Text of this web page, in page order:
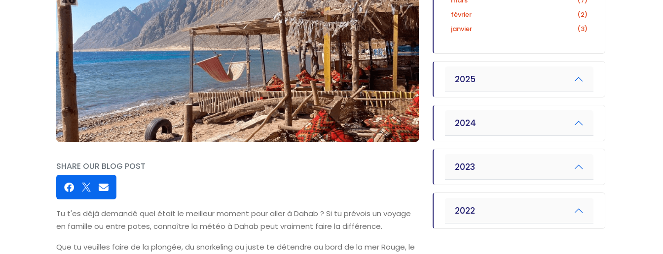
SHARE OUR BLOG POST
Tu t'es déjà demandé quel était le meilleur moment pour aller à Dahab ? Si tu prévois un voyage
en famille ou entre potes, connaître la météo à Dahab peut vraiment faire la différence.
Que tu veuilles faire de la plongée, du snorkeling ou juste te détendre au bord de la mer Rouge, le
février
(2)
janvier
(3)
2025
2024
2023
2022